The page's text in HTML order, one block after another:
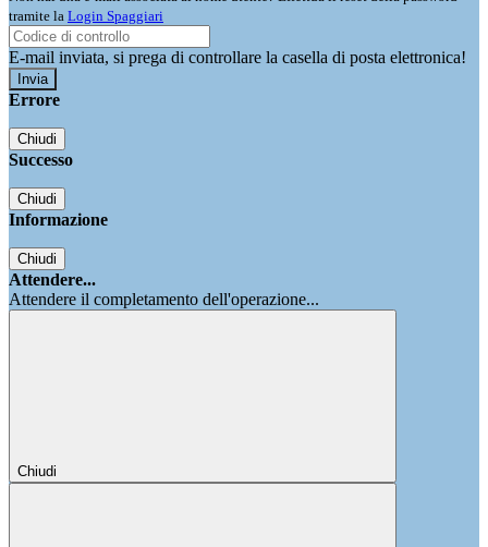
tramite la Login Spaggiari
E-mail inviata, si prega di controllare la casella di posta elettronica!
Errore
Chiudi
Successo
Chiudi
Informazione
Chiudi
Attendere...
Attendere il completamento dell'operazione...
Chiudi